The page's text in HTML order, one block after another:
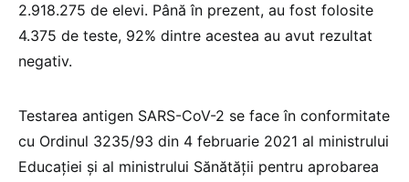
2.918.275 de elevi. Până în prezent, au fost folosite
4.375 de teste, 92% dintre acestea au avut rezultat
negativ.
Testarea antigen SARS-CoV-2 se face în conformitate
cu Ordinul 3235/93 din 4 februarie 2021 al ministrului
Educației și al ministrului Sănătății pentru aprobarea